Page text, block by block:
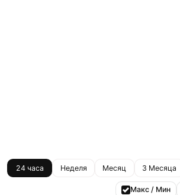
24 часа Неделя Месяц 3 Месяца
Макс / Мин